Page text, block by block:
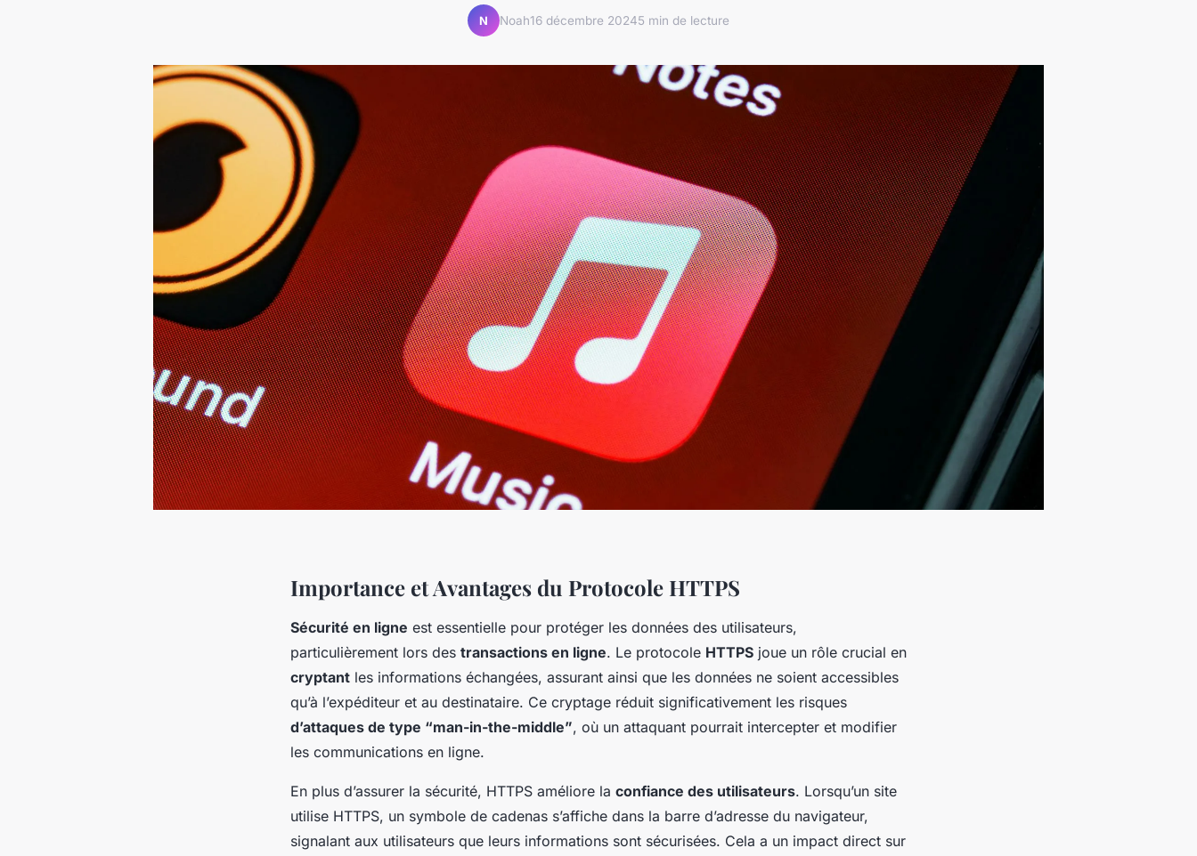
N Noah16 décembre 20245 min de lecture
Importance et Avantages du Protocole HTTPS
Sécurité en ligne est essentielle pour protéger les données des utilisateurs,
particulièrement lors des transactions en ligne. Le protocole HTTPS joue un rôle crucial en
cryptant les informations échangées, assurant ainsi que les données ne soient accessibles
qu’à l’expéditeur et au destinataire. Ce cryptage réduit significativement les risques
d’attaques de type “man-in-the-middle”, où un attaquant pourrait intercepter et modifier
les communications en ligne.
En plus d’assurer la sécurité, HTTPS améliore la confiance des utilisateurs. Lorsqu’un site
utilise HTTPS, un symbole de cadenas s’affiche dans la barre d’adresse du navigateur,
signalant aux utilisateurs que leurs informations sont sécurisées. Cela a un impact direct sur